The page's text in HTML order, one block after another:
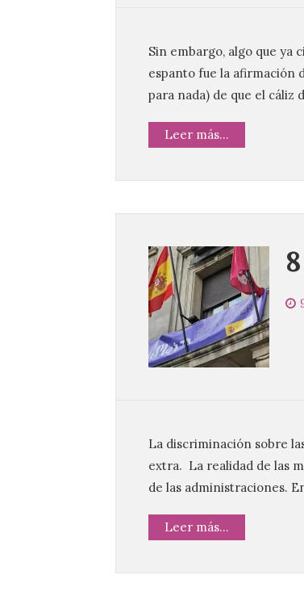
Sin embargo, algo que ya
espanto fue la afirmación
para nada) de que el cáliz
Leer más...
La discriminación sobre
extra. La realidad de las
de las administraciones.
Leer más...